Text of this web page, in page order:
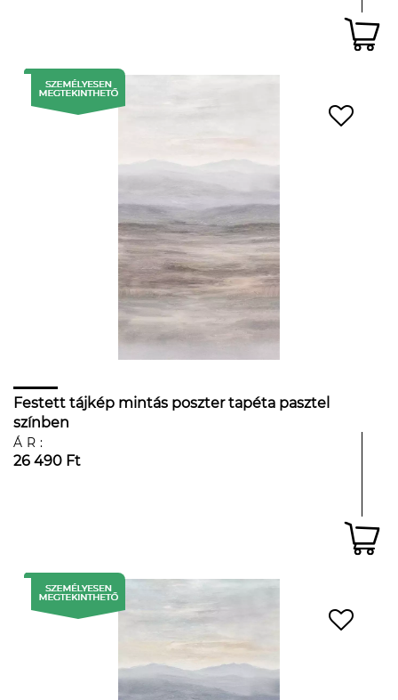
Festett tájkép mintás poszter tapéta pasztel
színben
ÁR:
26 490 Ft